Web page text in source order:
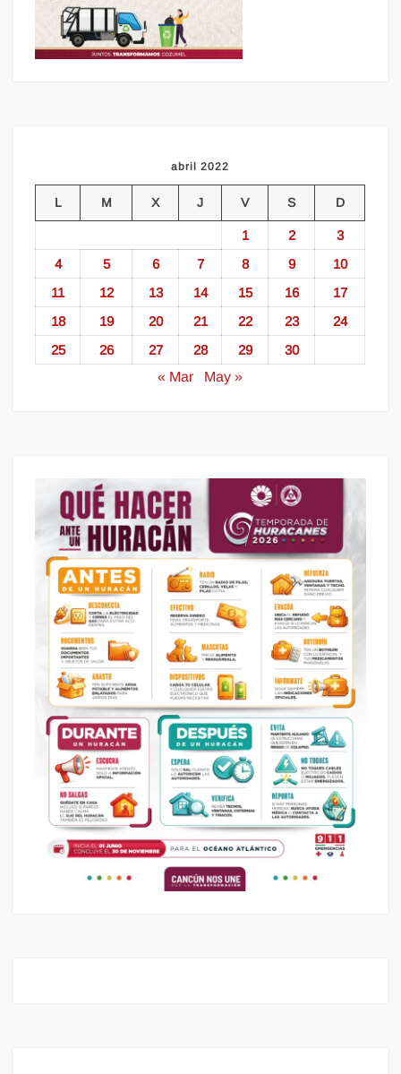
abril 2022
L M X J V S D
1 2
3
4
5 6 7 8 9
10
11
12 13 14 15 16
17
18
19 20 21 22 23
24
25
26 27 28 29
30
« Mar
May »